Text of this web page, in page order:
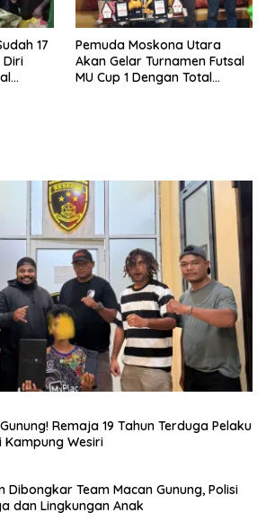
17
Pemuda Moskona Utara
Akan Gelar Turnamen Futsal
MU Cup 1 Dengan Total
Remaja 19 Tahun Terduga Pelaku
Kampung Wesiri
Dibongkar Team Macan Gunung, Polisi
dan Lingkungan Anak